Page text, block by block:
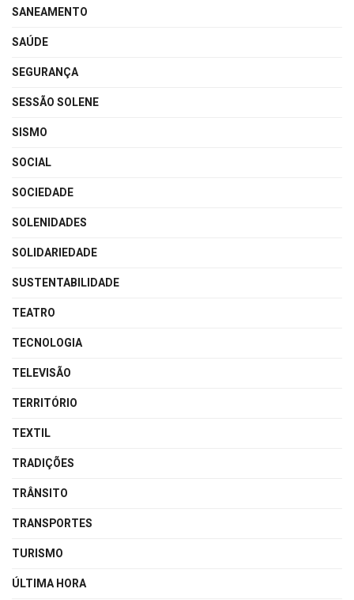
SANEAMENTO
SAÚDE
SEGURANÇA
SESSÃO SOLENE
SISMO
SOCIAL
SOCIEDADE
SOLENIDADES
SOLIDARIEDADE
SUSTENTABILIDADE
TEATRO
TECNOLOGIA
TELEVISÃO
TERRITÓRIO
TEXTIL
TRADIÇÕES
TRÂNSITO
TRANSPORTES
TURISMO
ÚLTIMA HORA